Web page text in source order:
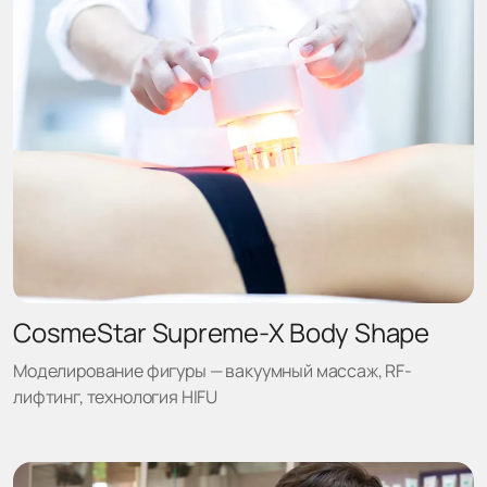
CosmeStar Supreme-X Body Shape
Моделирование фигуры — вакуумный массаж, RF-
лифтинг, технология HIFU